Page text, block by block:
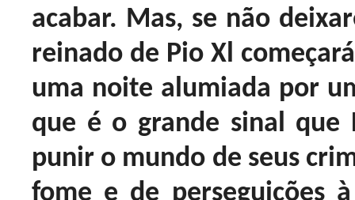
acabar. Mas, se não
reinado de Pio Xl
uma noite alumiada por
que é o grande sinal que
punir o mundo de seus
fome e de perseguições